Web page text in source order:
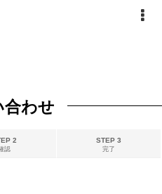
合わせ
2
認
STEP 3
完了